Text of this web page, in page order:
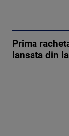
Prima
lansata din